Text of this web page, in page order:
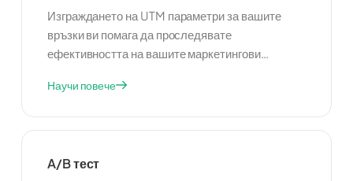
Изграждането на UTM параметри за вашите
връзки ви помага да проследявате
ефективността на вашите маркетингови
добавяте специфични тагове към вашите URL
на източници на трафик. Като използвате UTM
прозрения за ефективността на вашите
Научи повече
A/B тест